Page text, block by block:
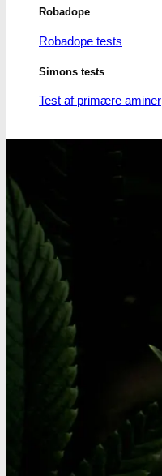
Robadope
Robadope tests
Simons tests
Test af primære aminer
URIN TESTS